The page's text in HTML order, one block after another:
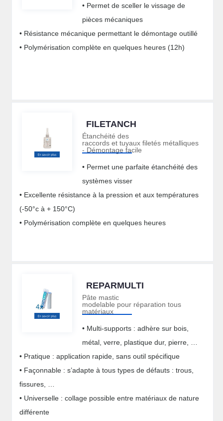
• Permet de sceller le vissage de
pièces mécaniques
• Résistance mécanique permettant le démontage outillé
• Polymérisation complète en quelques heures (12h)
FILETANCH
Étanchéité des
raccords et tuyaux filetés métalliques
- Démontage facile
• Permet une parfaite étanchéité des
systèmes visser
• Excellente résistance à la pression et aux températures
(-50°c à + 150°C)
• Polymérisation complète en quelques heures
REPARMULTI
Pâte mastic
modelable pour réparation tous
matériaux
• Multi-supports : adhère sur bois,
métal, verre, plastique dur, pierre, …
• Pratique : application rapide, sans outil spécifique
• Façonnable : s’adapte à tous types de défauts : trous,
fissures, …
• Universelle : collage possible entre matériaux de nature
différente